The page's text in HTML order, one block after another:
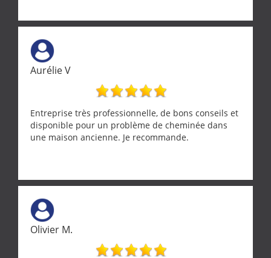
Aurélie V
Entreprise très professionnelle, de bons conseils et
disponible pour un problème de cheminée dans
une maison ancienne. Je recommande.
Olivier M.